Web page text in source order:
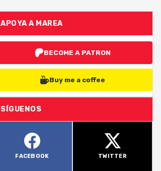
APOYA A MAREA
BECOME A PATRON
Buy me a coffee
SÍGUENOS
FACEBOOK TWITTER